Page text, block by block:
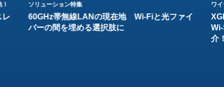
レ
ソリューション特集
60GHz帯無線LANの現在地 Wi-Fiと光ファイ
バーの間を埋める選択肢に
ワ
介